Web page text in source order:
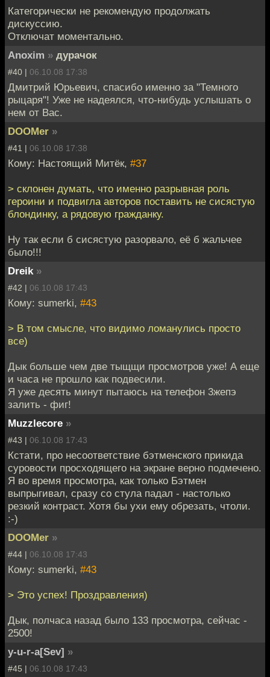
Категорически не рекомендую продолжать
дискуссию.
Отключат моментально.
Anoxim » дурачок
#40 | 06.10.08 17:38
Дмитрий Юрьевич, спасибо именно за "Темного
рыцаря"! Уже не надеялся, что-нибудь услышать о
нем от Вас.
DOOMer »
#41 | 06.10.08 17:38
Кому: Настоящий Митёк, #37
> склонен думать, что именно разрывная роль
героини и подвигла авторов поставить не сисястую
блондинку, а рядовую гражданку.
Ну так если б сисястую разорвало, её б жальчее
было!!!
Dreik »
#42 | 06.10.08 17:43
Кому: sumerki, #43
> В том смысле, что видимо ломанулись просто
все)
Дык больше чем две тыщщи просмотров уже! А еще
и часа не прошло как подвесили.
Я уже десять минут пытаюсь на телефон 3жепэ
залить - фиг!
Muzzlecore »
#43 | 06.10.08 17:43
Кстати, про несоответствие бэтменского прикида
суровости просходящего на экране верно подмечено.
Я во время просмотра, как только Бэтмен
выпрыгивал, сразу со стула падал - настолько
резкий контраст. Хотя бы ухи ему обрезать, чтоли.
:-)
DOOMer »
#44 | 06.10.08 17:43
Кому: sumerki, #43
> Это успех! Проздравления)
Дык, полчаса назад было 133 просмотра, сейчас -
2500!
y-u-r-a[Sev] »
#45 | 06.10.08 17:43